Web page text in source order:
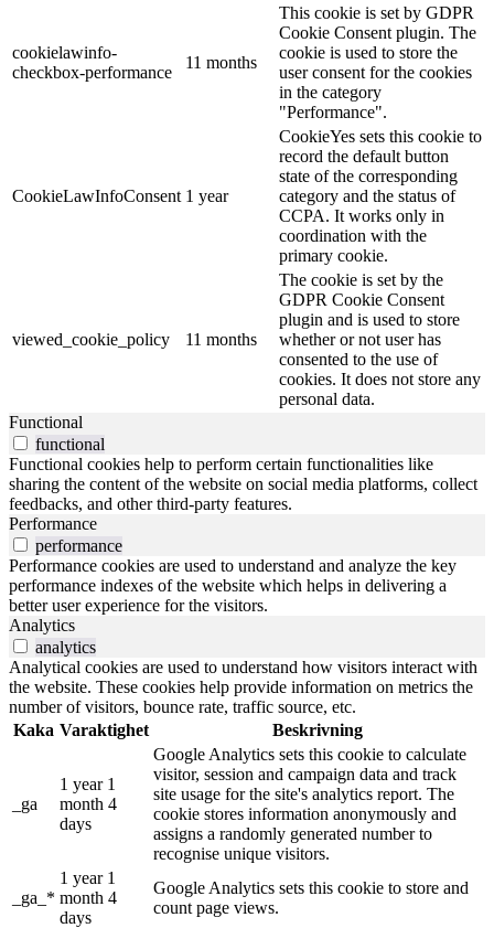
cookielawinfo-
checkbox-performance
11 months
This cookie is set by GDPR
Cookie Consent plugin. The
cookie is used to store the
user consent for the cookies
in the category
"Performance".
CookieLawInfoConsent 1 year
CookieYes sets this cookie to
record the default button
state of the corresponding
category and the status of
CCPA. It works only in
coordination with the
primary cookie.
viewed_cookie_policy 11 months
The cookie is set by the
GDPR Cookie Consent
plugin and is used to store
whether or not user has
consented to the use of
cookies. It does not store any
personal data.
Functional
functional
Functional cookies help to perform certain functionalities like
sharing the content of the website on social media platforms, collect
feedbacks, and other third-party features.
Performance
performance
Performance cookies are used to understand and analyze the key
performance indexes of the website which helps in delivering a
better user experience for the visitors.
Analytics
analytics
Analytical cookies are used to understand how visitors interact with
the website. These cookies help provide information on metrics the
number of visitors, bounce rate, traffic source, etc.
Kaka Varaktighet Beskrivning
_ga
1 year 1
month 4
days
Google Analytics sets this cookie to calculate
visitor, session and campaign data and track
site usage for the site's analytics report. The
cookie stores information anonymously and
assigns a randomly generated number to
recognise unique visitors.
_ga_*
1 year 1
month 4
days
Google Analytics sets this cookie to store and
count page views.